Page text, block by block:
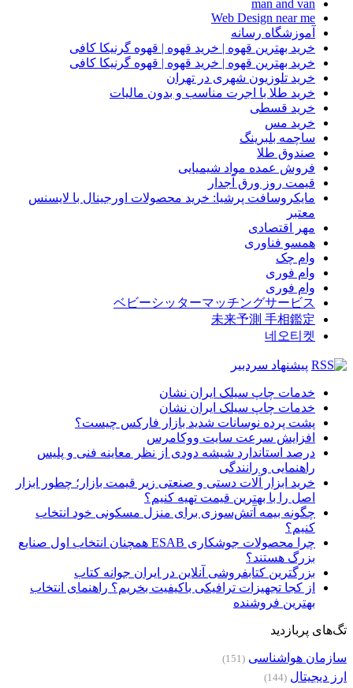
man and van
Web Design near me
آموزشگاه رسانه
خرید بهترین قهوه | خرید قهوه | قهوه گرنیکا کافی
خرید بهترین قهوه | خرید قهوه | قهوه گرنیکا کافی
خرید تلوزیون شهری در تهران
خرید طلا با اجرت مناسب و بدون مالیات
خرید قسطی
خرید مس
ساچمه بلبرینگ
صندوق طلا
فروش عمده مواد شیمیایی
قیمت روز ورق آجدار
مایکروسافت پرشیا: خرید محصولات اورجینال با لایسنس
معتبر
مهر اقتصادی
همسو فناوری
وام چک
وام فوری
وام فوری
ベビーシッターマッチングサービス
未来予測 手相鑑定
네오티켓
پیشنهاد سردبیر
خدمات چاپ سیلک ایران نشان
خدمات چاپ سیلک ایران نشان
پشت پرده نوسانات شدید بازار فارکس چیست؟
افزایش سرعت سایت ووکامرس
درصد استاندارد شیشه دودی از نظر معاینه فنی و پلیس
راهنمایی و رانندگی
خرید ابزار آلات دستی و صنعتی زیر قیمت بازار؛ چطور ابزار
اصل را با بهترین قیمت تهیه کنیم؟
چگونه بیمه آتش‌سوزی برای منزل مسکونی خود انتخاب
کنیم؟
چرا محصولات جوشکاری ESAB همچنان انتخاب اول صنایع
بزرگ هستند؟
بزرگترین کتابفروشی آنلاین در ایران جوانه کتاب
از کجا تجهیزات ترافیکی باکیفیت بخریم؟ راهنمای انتخاب
بهترین فروشنده
تگ‌های پربازدید
سازمان هواشناسی (151)
ارز دیجیتال (144)